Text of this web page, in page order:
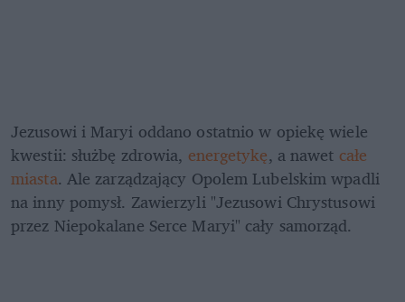
Jezusowi i Maryi oddano ostatnio w opiekę wiele
kwestii: służbę zdrowia, energetykę, a nawet całe
miasta. Ale zarządzający Opolem Lubelskim wpadli
na inny pomysł. Zawierzyli "Jezusowi Chrystusowi
przez Niepokalane Serce Maryi" cały samorząd.